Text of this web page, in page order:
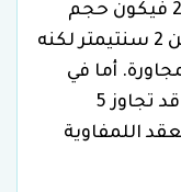
سنتيمتر خارج القناة، أما في الدرجة 2 فيكون حجم
الورم 2 – 5 سنتيمتر أو يكون قريبًا من 2 سنتيمتر لكنه
أما في
الدرجة الثالثة فإن حجم الورم يكون قد تجاوز 5
اللمفاوية